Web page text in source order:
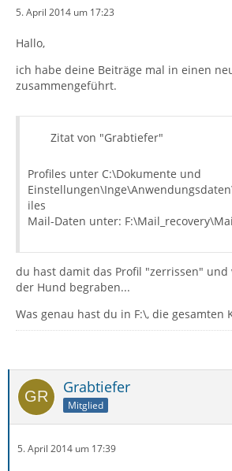
5. April 2014 um 17:23
Hallo,
ich habe deine Beiträge mal in einen
zusammengeführt.
Zitat von "Grabtiefer"
Profiles unter C:\Dokumente und
iles
Mail-Daten unter:
du hast damit das Profil "zerrissen"
der Hund begraben...
Was genau hast du in F:\, die gesamten
Grabtiefer
Mitglied
5. April 2014 um 17:39